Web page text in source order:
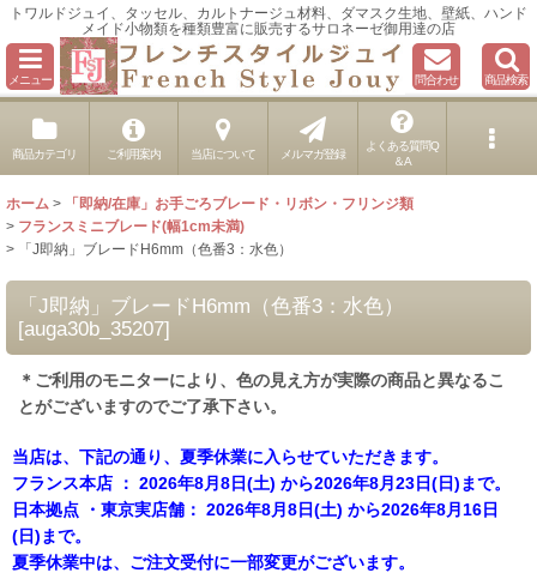
トワルドジュイ、タッセル、カルトナージュ材料、ダマスク生地、壁紙、ハンド
メイド小物類を種類豊富に販売するサロネーゼ御用達の店
メニュー 問合わせ 商品検索
商品カテゴリ ご利用案内 当店について メルマガ登録
よくある質問Q
＆A
ホーム >
「即納/在庫」お手ごろブレード・リボン・フリンジ類
> フランスミニブレード(幅1cm未満)
>
「J即納」ブレードH6mm（色番3：水色）
「J即納」ブレードH6mm（色番3：水色）
[auga30b_35207]
＊ご利用のモニターにより、色の見え方が実際の商品と異なるこ
とがございますのでご了承下さい。
当店は、下記の通り、夏季休業に入らせていただきます。
フランス本店 ： 2026年8月8日(土) から2026年8月23日(日)まで。
日本拠点 ・東京実店舗： 2026年8月8日(土) から2026年8月16日
(日)まで。
夏季休業中は、ご注文受付に一部変更がございます。